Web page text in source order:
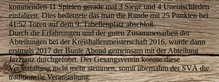
kommenden 11 Spielen gerade mal 3 Siege und 4 Unentschieden
einfahren. Dies bedeutete das man die Runde mit 25 Punkten bei
41:52 Toren auf dem 9. Tabellenplatz abschloß.
Durch die Erfahrungen und der guten Zusammenarbeit der
Abteilungen bei der Kreishallenmeisterschaft 2016, wurde dann
erstmals 2017 der Bunte Abend gemeinsam mit der Abteilung
Jazztanz durchgeführt. Der Gesangsverein konnte diese
Veranstaltung nicht mehr stemmen, somit übernahm der SVÄ die
traditionelle Veranstaltung.